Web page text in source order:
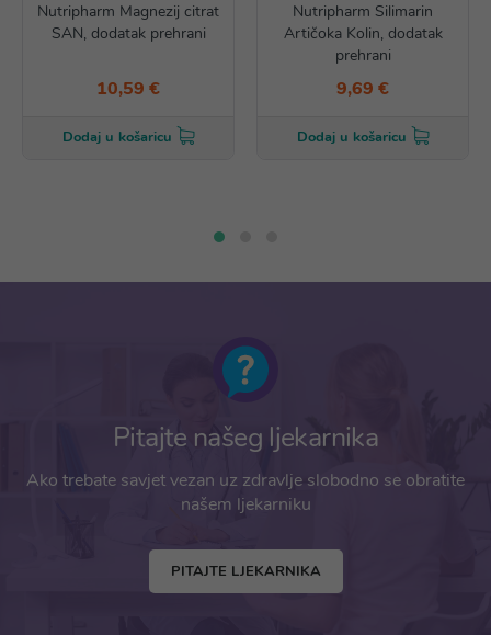
Nutripharm Magnezij citrat
SAN, dodatak prehrani
10,59 €
Dodaj u košaricu
Nutripharm Silimarin
Artičoka Kolin, dodatak
prehrani
9,69 €
Dodaj u košaricu
Pitajte našeg ljekarnika
Ako trebate savjet vezan uz zdravlje slobodno se obratite
našem ljekarniku
PITAJTE LJEKARNIKA